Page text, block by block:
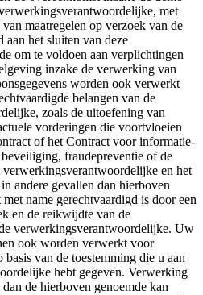
met
maatregelen op verzoek van de
aan het sluiten van deze
om te voldoen aan verplichtingen
inzake de verwerking van
worden ook verwerkt
belangen van de
zoals de uitoefening van
vorderingen die voortvloeien
of het Contract voor informatie-
fraudepreventie of de
en het
andere gevallen dan hierboven
name gerechtvaardigd is door een
en de reikwijdte van de
verwerkingsverantwoordelijke. Uw
ook worden verwerkt voor
van de toestemming die u aan
hebt gegeven. Verwerking
de hierboven genoemde kan